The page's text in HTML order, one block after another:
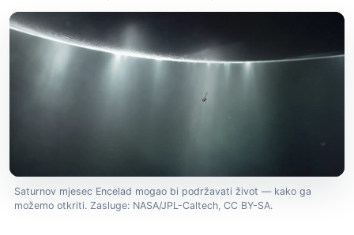
Saturnov mjesec Encelad mogao bi podržavati život — kako ga
možemo otkriti. Zasluge: NASA/JPL-Caltech, CC BY-SA.